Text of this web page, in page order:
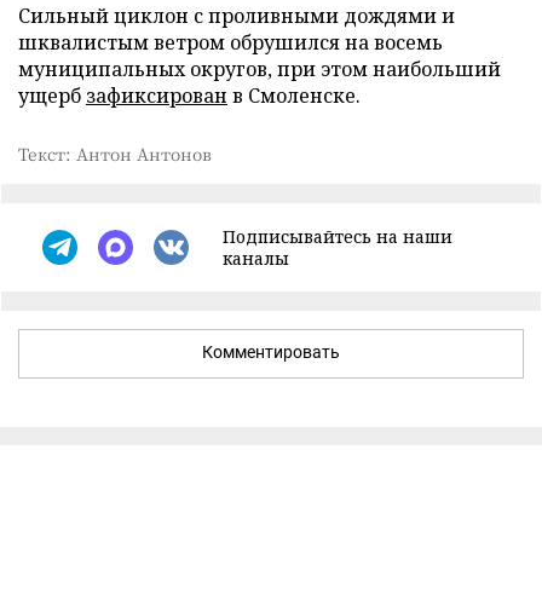
Сильный циклон с проливными дождями и
шквалистым ветром обрушился на восемь
муниципальных округов, при этом наибольший
ущерб зафиксирован в Смоленске.
Текст: Антон Антонов
Подписывайтесь на наши
каналы
Комментировать